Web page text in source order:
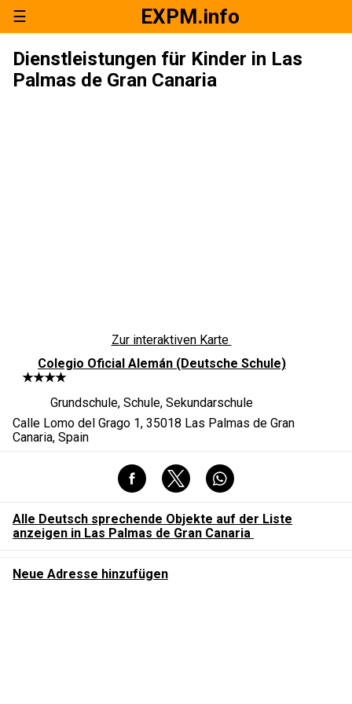
☰ EXPM.info
Dienstleistungen für Kinder in Las
Palmas de Gran Canaria
Zur interaktiven Karte
Colegio Oficial Alemán (Deutsche Schule)
★★★★
Grundschule, Schule, Sekundarschule
Calle Lomo del Grago 1, 35018 Las Palmas de Gran
Canaria, Spain
Alle Deutsch sprechende Objekte auf der Liste
anzeigen in Las Palmas de Gran Canaria
Neue Adresse hinzufügen